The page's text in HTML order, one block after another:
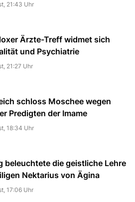
21:43 Uhr
Ärzte-Treff widmet sich
und Psychiatrie
21:27 Uhr
schloss Moschee wegen
Predigten der Imame
18:34 Uhr
beleuchtete die geistliche Lehre
Nektarius von Ägina
17:06 Uhr